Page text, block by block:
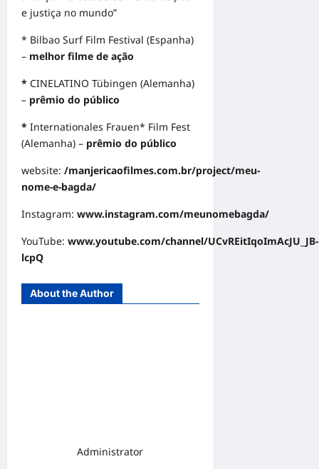
e justiça no mundo”
* Bilbao Surf Film Festival (Espanha)
– melhor filme de ação
* CINELATINO Tübingen (Alemanha)
– prêmio do público
* Internationales Frauen* Film Fest
(Alemanha) – prêmio do público
website: /manjericaofilmes.com.br/project/meu-
nome-e-bagda/
Instagram: www.instagram.com/meunomebagda/
YouTube: www.youtube.com/channel/UCvREitIqoImAcJU_JB-
lcpQ
About the Author
Administrator